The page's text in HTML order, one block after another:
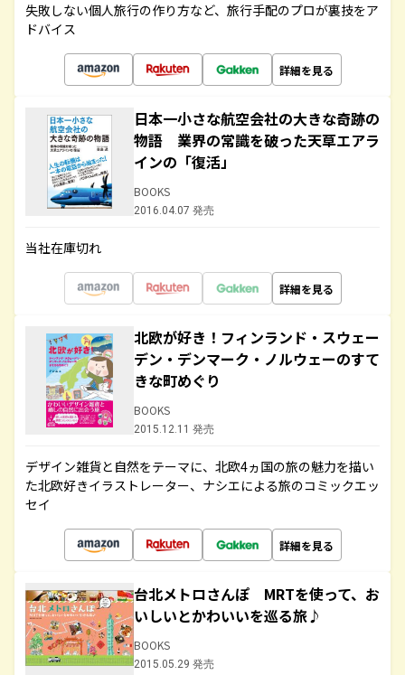
失敗しない個人旅行の作り方など、旅行手配のプロが裏技をア
ドバイス
詳細を見る
日本一小さな航空会社の大きな奇跡の
物語 業界の常識を破った天草エアラ
インの「復活」
BOOKS
2016.04.07 発売
当社在庫切れ
詳細を見る
北欧が好き！フィンランド・スウェー
デン・デンマーク・ノルウェーのすて
きな町めぐり
BOOKS
2015.12.11 発売
デザイン雑貨と自然をテーマに、北欧4ヵ国の旅の魅力を描い
た北欧好きイラストレーター、ナシエによる旅のコミックエッ
セイ
詳細を見る
台北メトロさんぽ MRTを使って、お
いしいとかわいいを巡る旅♪
BOOKS
2015.05.29 発売